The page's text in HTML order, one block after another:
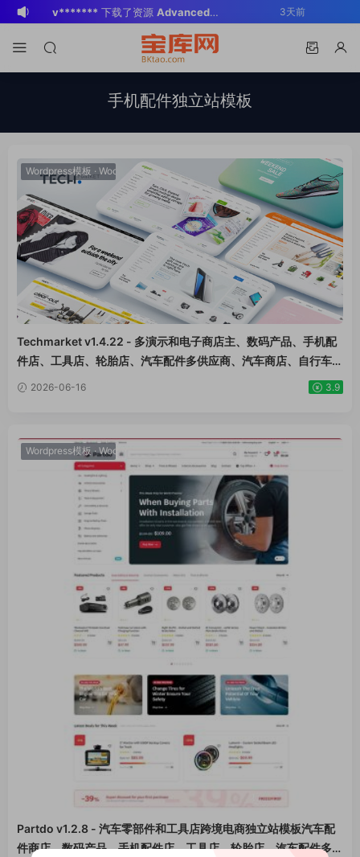
v******* 下载了资源 Advanced
Custom Fields Pro v6.7.0.2 / v6.5.1 /
v6.4.3 / v6.4.2 / v6.4.1 / v6.4.0.1
Wordpress插件ACF PRO
3天前
登录了本站
下载了资源WP Mail SMTP
Pro v4.5.0 / v4.2.0 Wordpress邮件插
v*******购买了资源WP Mail SMTP
Pro v4.5.0 / v4.2.0 Wordpress邮件插
件
3周前
下载了资源Elementor Pro
v4.1.2/v4.1.1/v4.0.4 /v4.0.1 /v3.33.2
/v3.32.1/ v3.31.0 / v3.30.1/ v3.30.0 /
v3.29.2 / v3.29.1 / v3.29.0 / v3.28.x
/3.27.x /3.26.3 强大先进的网站构建器
插件wordpress主题模板编辑神器页面生
成器插件 wp响应式主题模板编辑生成器
公司主题模板外贸跨境电商模板编辑工具
3周前
o*******下载了资源
Elementor Pro
v4.1.2/v4.1.1/v4.0.4 /v4.0.1 /v3.33.2
/v3.32.1/ v3.31.0 / v3.30.1/ v3.30.0 /
v3.29.2 / v3.29.1 / v3.29.0 / v3.28.x
/3.27.x /3.26.3 强大先进的网站构建器
插件wordpress主题模板编辑神器页面生
成器插件 wp响应式主题模板编辑生成器
公司主题模板外贸跨境电商模板编辑工具
4周前
o******* 购买了资源Elementor Pro
v4.1.2/v4.1.1/v4.0.4 /v4.0.1 /v3.33.2
/v3.32.1/ v3.31.0 / v3.30.1/ v3.30.0 /
v3.29.2 / v3.29.1 / v3.29.0 / v3.28.x
/3.27.x /3.26.3 强大先进的网站构建器
插件wordpress主题模板编辑神器页面生
成器插件 wp响应式主题模板编辑生成器
4周前
s******* 登录了本站 1天前
手机配件独立站模板
Wordpress模板 · WooCommerce主题
Techmarket v1.4.22 - 多演示和电子商店主、数码产品、手机配
件店、工具店、轮胎店、汽车配件多供应商、汽车商店、自行车零
件行业购物网站WordPress WooСommerce主题
2026-06-16 3.9
Wordpress模板 ·WooCommerce主题
Partdo v1.2.8 - 汽车零部件和工具店跨境电商独立站模板汽车配
件商店、数码产品、手机配件店、工具店、轮胎店、汽车配件多供